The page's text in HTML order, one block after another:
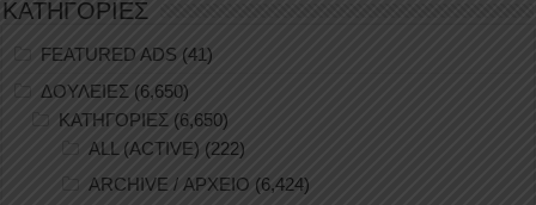
ΚΑΤΗΓΟΡΙΕΣ
FEATURED ADS (41)
ΔΟΥΛΕΙΕΣ (6,650)
ΚΑΤΗΓΟΡΙΕΣ (6,650)
ALL (ACTIVE) (222)
ARCHIVE / ΑΡΧΕΙΟ (6,424)